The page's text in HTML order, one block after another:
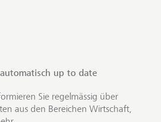
up to date
Sie regelmässig über
aus den Bereichen Wirtschaft,